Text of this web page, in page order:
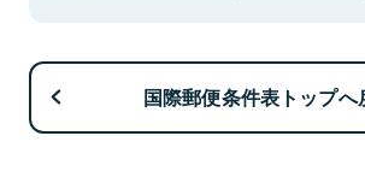
国際郵便条件表トップへ